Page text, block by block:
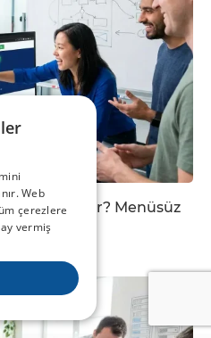
Nedir? Menüsüz
2026
Web
çerezlere
vermiş